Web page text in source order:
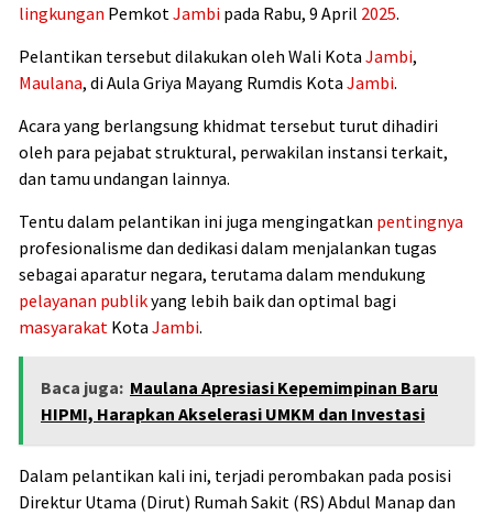
lingkungan Pemkot Jambi pada Rabu, 9 April 2025.
Pelantikan tersebut dilakukan oleh Wali Kota Jambi,
Maulana, di Aula Griya Mayang Rumdis Kota Jambi.
Acara yang berlangsung khidmat tersebut turut dihadiri
oleh para pejabat struktural, perwakilan instansi terkait,
dan tamu undangan lainnya.
Tentu dalam pelantikan ini juga mengingatkan pentingnya
profesionalisme dan dedikasi dalam menjalankan tugas
sebagai aparatur negara, terutama dalam mendukung
pelayanan publikyang lebih baik dan optimal bagi
masyarakat Kota Jambi.
Baca juga: Maulana Apresiasi Kepemimpinan Baru
HIPMI, Harapkan Akselerasi UMKM dan Investasi
Dalam pelantikan kali ini, terjadi perombakan pada posisi
Direktur Utama (Dirut) Rumah Sakit (RS) Abdul Manap dan